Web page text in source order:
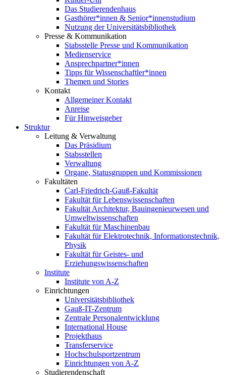
Das Studierendenhaus
Gasthörer*innen & Senior*innenstudium
Nutzung der Universitätsbibliothek
Presse & Kommunikation
Stabsstelle Presse und Kommunikation
Medienservice
Ansprechpartner*innen
Tipps für Wissenschaftler*innen
Themen und Stories
Kontakt
Allgemeiner Kontakt
Anreise
Für Hinweisgeber
Struktur
Leitung & Verwaltung
Das Präsidium
Stabsstellen
Verwaltung
Organe, Statusgruppen und Kommissionen
Fakultäten
Carl-Friedrich-Gauß-Fakultät
Fakultät für Lebenswissenschaften
Fakultät Architektur, Bauingenieurwesen und
Umweltwissenschaften
Fakultät für Maschinenbau
Fakultät für Elektrotechnik, Informationstechnik,
Physik
Fakultät für Geistes- und
Erziehungswissenschaften
Institute
Institute von A-Z
Einrichtungen
Universitätsbibliothek
Gauß-IT-Zentrum
Zentrale Personalentwicklung
International House
Projekthaus
Transferservice
Hochschulsportzentrum
Einrichtungen von A-Z
Studierendenschaft